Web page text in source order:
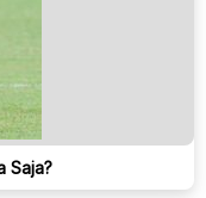
Saja?